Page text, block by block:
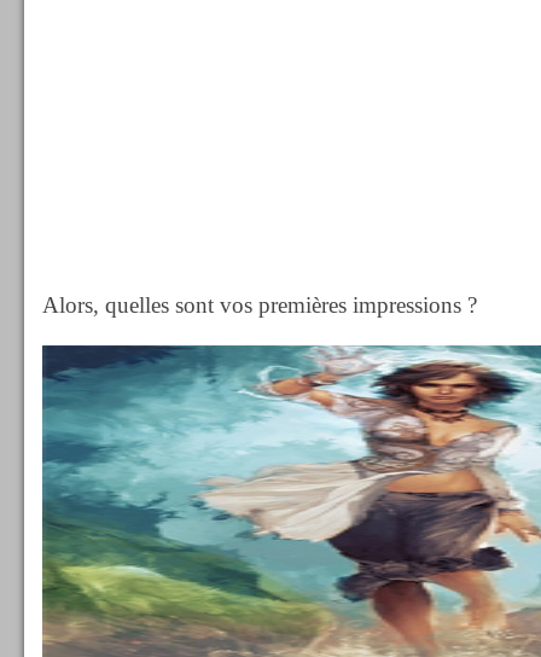
Alors, quelles sont vos premières impressions ?